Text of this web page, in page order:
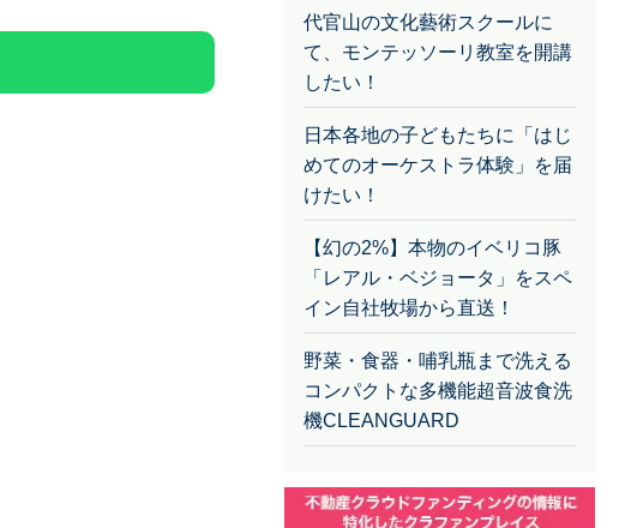
代官山の文化藝術スクールに
て、モンテッソーリ教室を開講
したい！
日本各地の子どもたちに「はじ
めてのオーケストラ体験」を届
けたい！
【幻の2%】本物のイベリコ豚
「レアル・ベジョータ」をスペ
イン自社牧場から直送！
野菜・食器・哺乳瓶まで洗える
コンパクトな多機能超音波食洗
機CLEANGUARD